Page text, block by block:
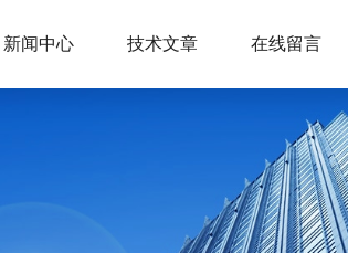
新闻中心 技术文章 在线留言